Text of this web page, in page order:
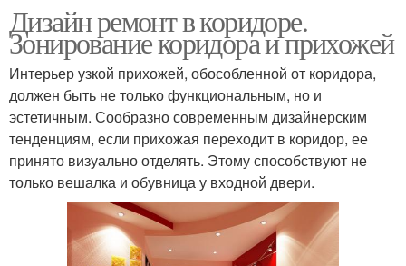
Дизайн ремонт в коридоре.
Зонирование коридора и прихожей
Интерьер узкой прихожей, обособленной от коридора,
должен быть не только функциональным, но и
эстетичным. Сообразно современным дизайнерским
тенденциям, если прихожая переходит в коридор, ее
принято визуально отделять. Этому способствуют не
только вешалка и обувница у входной двери.